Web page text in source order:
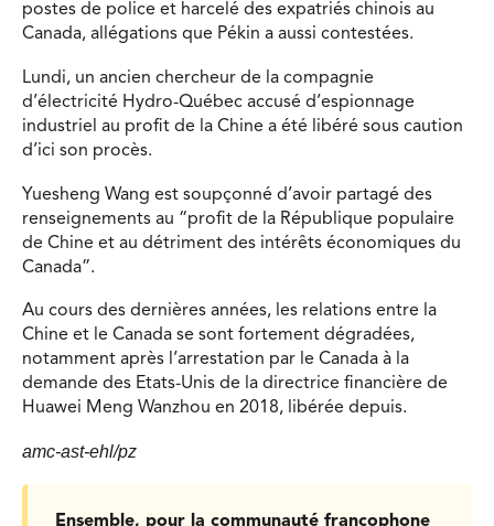
postes de police et harcelé des expatriés chinois au
Canada, allégations que Pékin a aussi contestées.
Lundi, un ancien chercheur de la compagnie
d’électricité Hydro-Québec accusé d’espionnage
industriel au profit de la Chine a été libéré sous caution
d’ici son procès.
Yuesheng Wang est soupçonné d’avoir partagé des
renseignements au “profit de la République populaire
de Chine et au détriment des intérêts économiques du
Canada”.
Au cours des dernières années, les relations entre la
Chine et le Canada se sont fortement dégradées,
notamment après l’arrestation par le Canada à la
demande des Etats-Unis de la directrice financière de
Huawei Meng Wanzhou en 2018, libérée depuis.
amc-ast-ehl/pz
Ensemble, pour la communauté francophone